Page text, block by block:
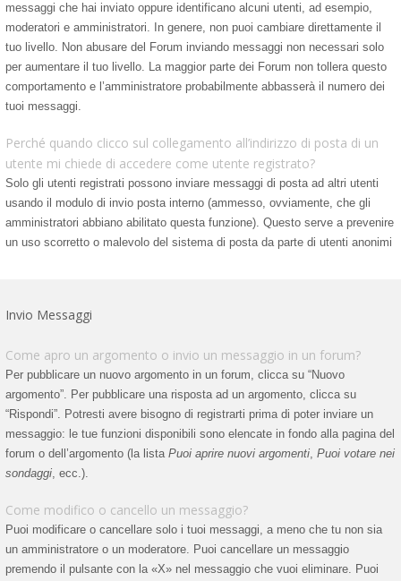
messaggi che hai inviato oppure identificano alcuni utenti, ad esempio,
moderatori e amministratori. In genere, non puoi cambiare direttamente il
tuo livello. Non abusare del Forum inviando messaggi non necessari solo
per aumentare il tuo livello. La maggior parte dei Forum non tollera questo
comportamento e l’amministratore probabilmente abbasserà il numero dei
tuoi messaggi.
Perché quando clicco sul collegamento all’indirizzo di posta di un
utente mi chiede di accedere come utente registrato?
Solo gli utenti registrati possono inviare messaggi di posta ad altri utenti
usando il modulo di invio posta interno (ammesso, ovviamente, che gli
amministratori abbiano abilitato questa funzione). Questo serve a prevenire
un uso scorretto o malevolo del sistema di posta da parte di utenti anonimi
Invio Messaggi
Come apro un argomento o invio un messaggio in un forum?
Per pubblicare un nuovo argomento in un forum, clicca su “Nuovo
argomento”. Per pubblicare una risposta ad un argomento, clicca su
“Rispondi”. Potresti avere bisogno di registrarti prima di poter inviare un
messaggio: le tue funzioni disponibili sono elencate in fondo alla pagina del
forum o dell’argomento (la lista Puoi aprire nuovi argomenti, Puoi votare nei
sondaggi, ecc.).
Come modifico o cancello un messaggio?
Puoi modificare o cancellare solo i tuoi messaggi, a meno che tu non sia
un amministratore o un moderatore. Puoi cancellare un messaggio
premendo il pulsante con la «X» nel messaggio che vuoi eliminare. Puoi